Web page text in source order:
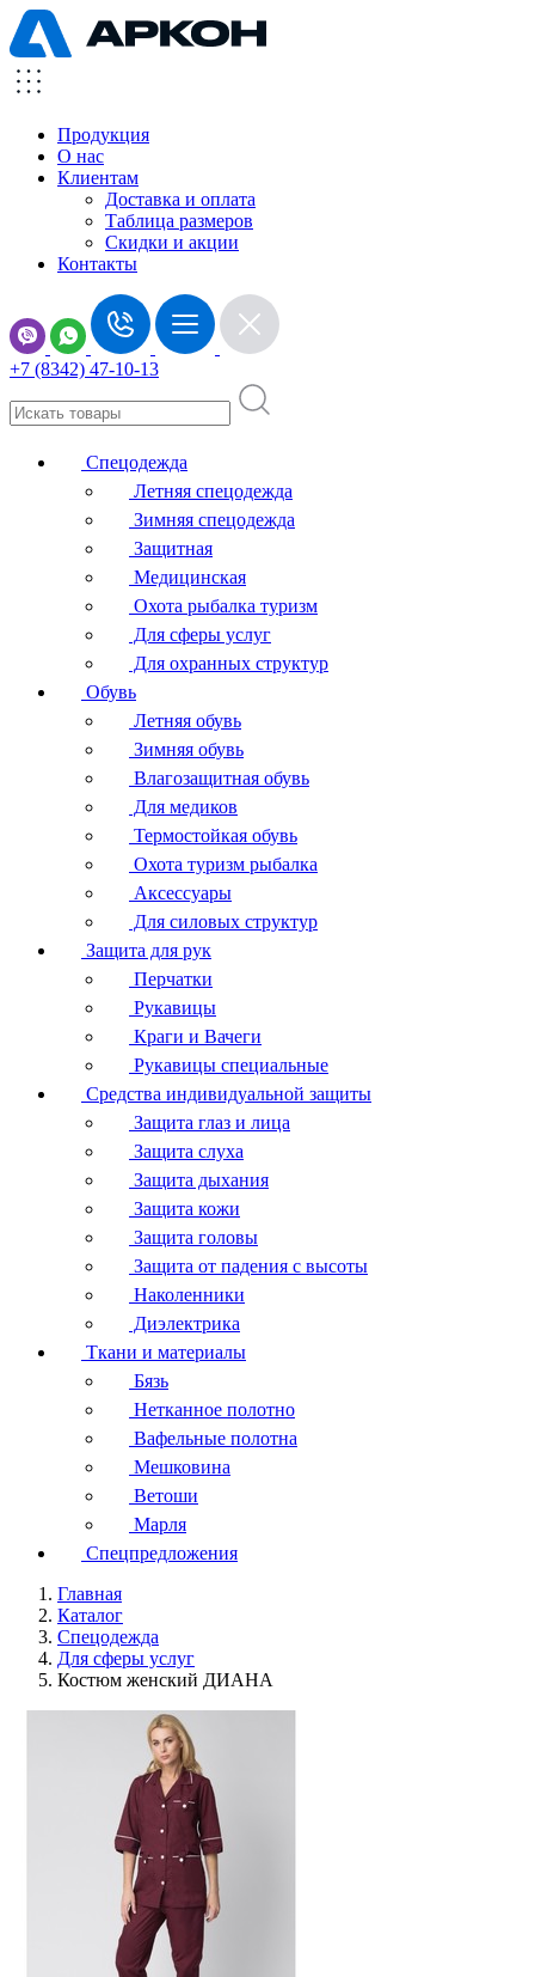
Продукция
О нас
Клиентам
Доставка и оплата
Таблица размеров
Скидки и акции
Контакты
+7 (8342) 47-10-13
Спецодежда
Летняя спецодежда
Зимняя спецодежда
Защитная
Медицинская
Охота рыбалка туризм
Для сферы услуг
Для охранных структур
Обувь
Летняя обувь
Зимняя обувь
Влагозащитная обувь
Для медиков
Термостойкая обувь
Охота туризм рыбалка
Аксессуары
Для силовых структур
Защита для рук
Перчатки
Рукавицы
Краги и Вачеги
Рукавицы специальные
Средства индивидуальной защиты
Защита глаз и лица
Защита слуха
Защита дыхания
Защита кожи
Защита головы
Защита от падения с высоты
Наколенники
Диэлектрика
Ткани и материалы
Бязь
Нетканное полотно
Вафельные полотна
Мешковина
Ветоши
Марля
Спецпредложения
Главная
Каталог
Спецодежда
Для сферы услуг
Костюм женский ДИАНА